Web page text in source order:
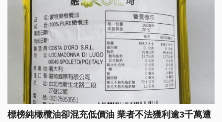
標榜純橄欖油卻混充低價油 業者不法獲利逾3千萬遭